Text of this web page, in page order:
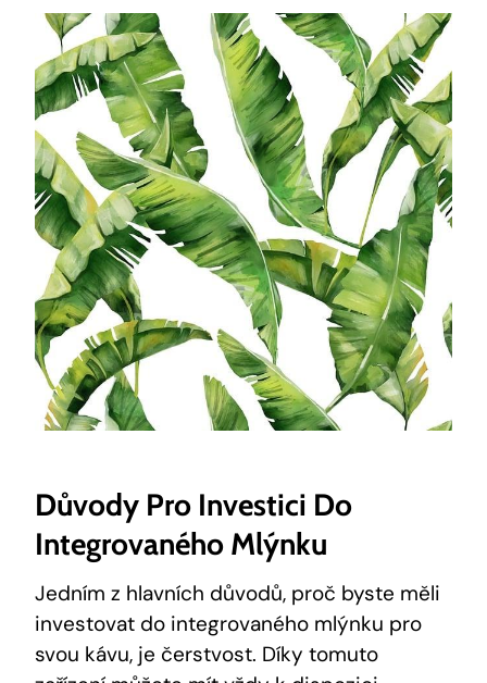
Důvody Pro Investici Do
Integrovaného Mlýnku
Jedním z hlavních důvodů, proč byste měli
investovat do integrovaného mlýnku pro
svou kávu, je čerstvost. Díky tomuto